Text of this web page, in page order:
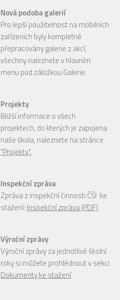
Nová podoba galerií
Pro lepší použitelnost na mobilních
zařízeních byly kompletně
přepracovány galerie z akcí,
všechny naleznete v hlavním
menu pod záložkou Galerie.
Projekty
Bližší informace o všech
projektech, do kterých je zapojena
naše škola, naleznete na stránce
"Projekty".
Inspekční zpráva
Zpráva z inspekční činnosti ČŠI ke
stažení: Inspekční zpráva (PDF)
Výroční zprávy
Výroční zprávy za jednotlivé školní
roky si můžete prohlédnout v sekci
Dokumenty ke stažení